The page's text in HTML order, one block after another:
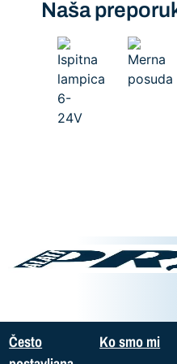
Naša
Često
Ko smo mi